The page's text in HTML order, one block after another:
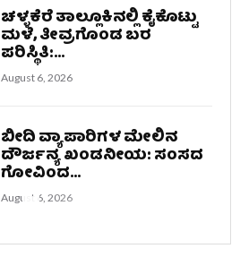
ಚಳ್ಳಕೆರೆ ತಾಲ್ಲೂಕಿನಲ್ಲಿ ಕೈಕೊಟ್ಟು
ಮಳೆ, ತೀವ್ರಗೊಂಡ ಬರ
ಪರಿಸ್ಥಿತಿ:...
August 6, 2026
ಬೀದಿ ವ್ಯಾಪಾರಿಗಳ ಮೇಲಿನ
ದೌರ್ಜನ್ಯ ಖಂಡನೀಯ: ಸಂಸದ
ಗೋವಿಂದ...
August 6, 2026